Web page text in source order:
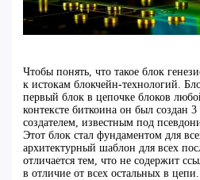
Чтобы понять, что такое блок
к истокам блокчейн-технологий.
первый блок в цепочке блоков
контексте биткоина он был создан 3
создателем, известным под
Этот блок стал фундаментом для
архитектурный шаблон для всех
отличается тем, что не содержит
в отличие от всех остальных в цепи.